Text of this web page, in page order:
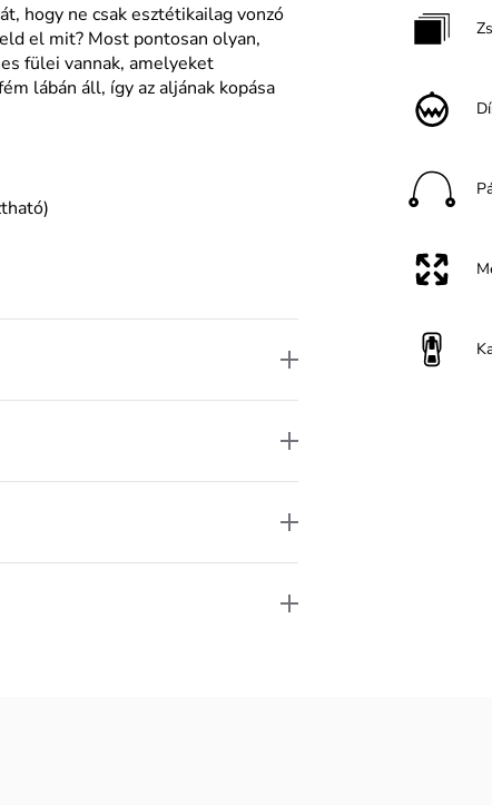
hogy ne csak esztétikailag vonzó
el mit? Most pontosan olyan,
fülei vannak, amelyeket
lábán áll, így az aljának kopása